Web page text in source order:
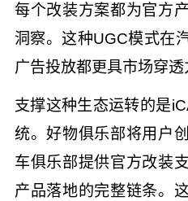
每个改装方案都为官方
洞察。这种UGC模式在
广告投放都更具市场穿透
支撑这种生态运转的是
统。好物俱乐部将用户
车俱乐部提供官方改装
产品落地的完整链条。